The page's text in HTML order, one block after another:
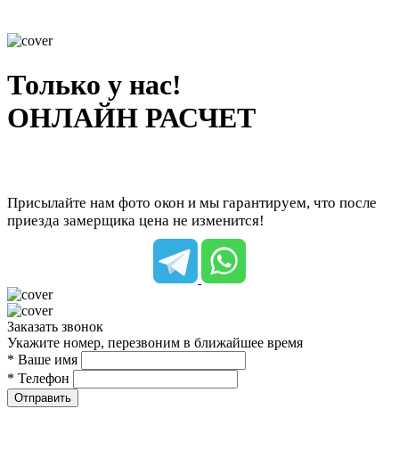
Только у нас!
ОНЛАЙН РАСЧЕТ
Присылайте нам фото окон и мы гарантируем, что после
приезда замерщика цена не изменится!
Заказать звонок
Укажите номер, перезвоним в ближайшее время
* Ваше имя
* Телефон
Отправить